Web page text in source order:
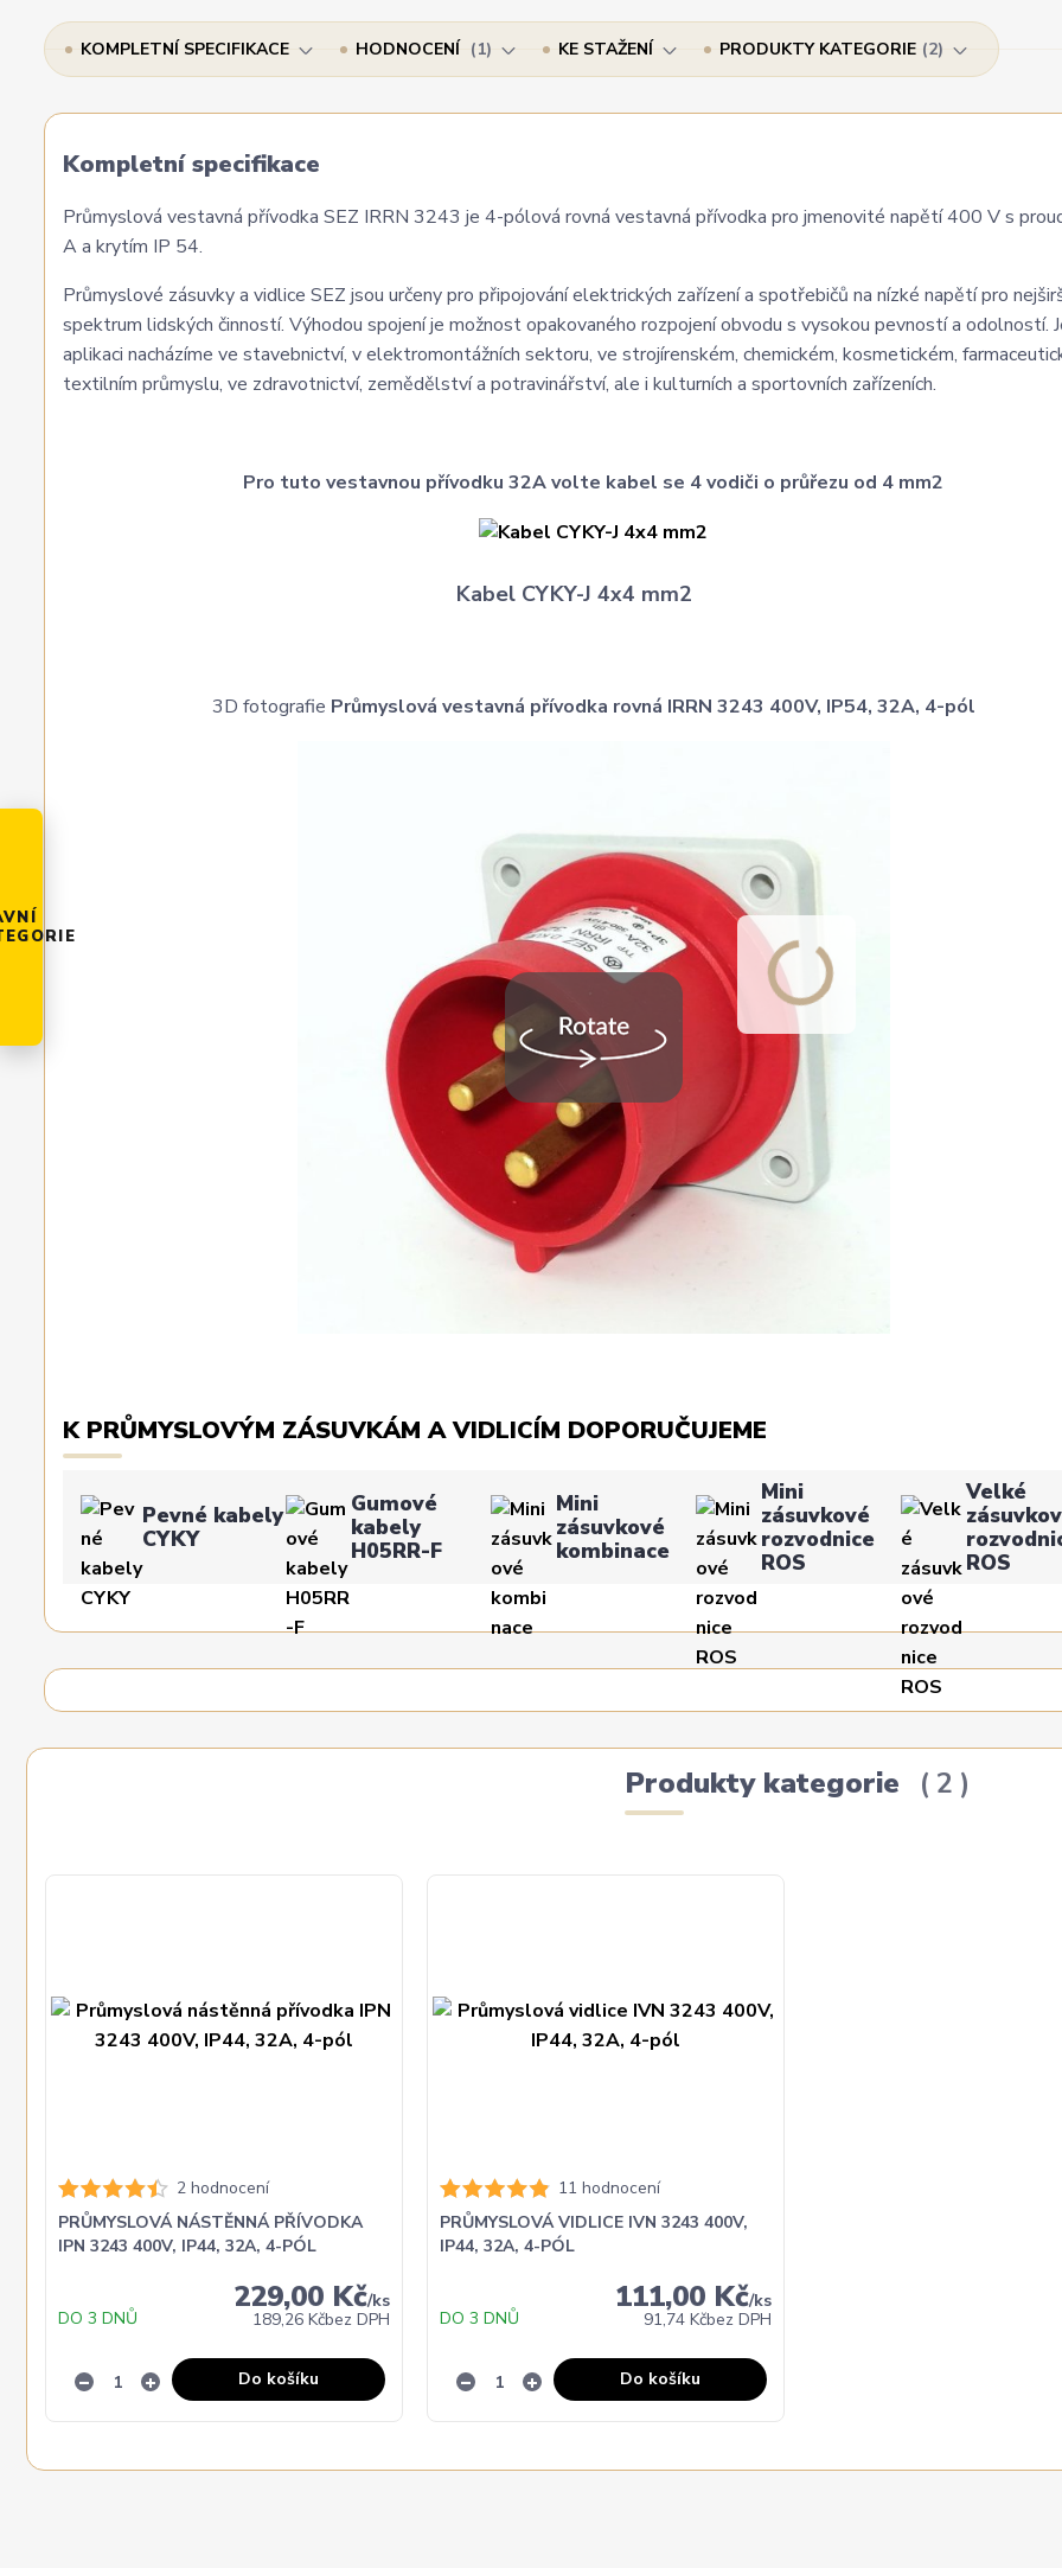
KOMPLETNÍ SPECIFIKACE HODNOCENÍ 1 KE STAŽENÍ PRODUKTY KATEGORIE 2
Kompletní specifikace
Průmyslová vestavná přívodka SEZ IRRN 3243 je 4-pólová rovná vestavná přívodka pro jmenovité napětí 400 V s
A a krytím IP 54.
Průmyslové zásuvky a vidlice SEZ jsou určeny pro připojování elektrických zařízení a spotřebičů na nízké napětí pro
spektrum lidských činností. Výhodou spojení je možnost opakovaného rozpojení obvodu s vysokou pevností a odolností.
aplikaci nacházíme ve stavebnictví, v elektromontážních sektoru, ve strojírenském, chemickém, kosmetickém,
textilním průmyslu, ve zdravotnictví, zemědělství a potravinářství, ale i kulturních a sportovních zařízeních.
Pro tuto vestavnou přívodku 32A volte kabel se 4 vodiči o průřezu od 4 mm2
Kabel CYKY-J 4x4 mm2
3D fotografie Průmyslová vestavná přívodka rovná IRRN 3243 400V, IP54, 32A, 4-pól
K PRŮMYSLOVÝM ZÁSUVKÁM A VIDLICÍM DOPORUČUJEME
Pevné kabely
CYKY
Gumové
kabely
H05RR-F
Mini
zásuvkové
kombinace
Mini
zásuvkové
rozvodnice
ROS
Velké
ROS
Produkty kategorie 2
2 hodnocení
PRŮMYSLOVÁ NÁSTĚNNÁ PŘÍVODKA
IPN 3243 400V, IP44, 32A, 4-PÓL
229,00 Kč/ks
189,26 Kčbez DPH
DO 3 DNŮ
Do košíku
11 hodnocení
PRŮMYSLOVÁ VIDLICE IVN 3243 400V,
IP44, 32A, 4-PÓL
111,00 Kč/ks
91,74 Kčbez DPH
DO 3 DNŮ
Do košíku